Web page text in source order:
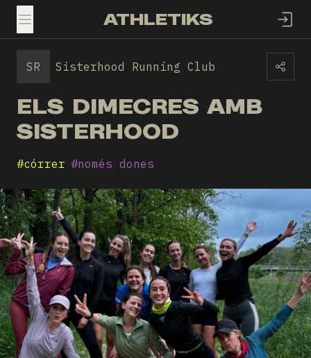
TOGGLE MENUATHLETIKS
SR Sisterhood Running Club
ELS DIMECRES AMB
SISTERHOOD
#córrer #només dones